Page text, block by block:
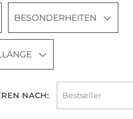
BESONDERHEITEN
NACH: